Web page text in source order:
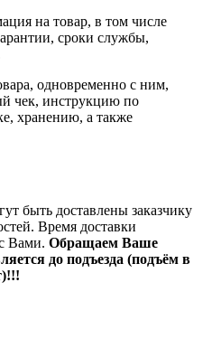
на товар, в том числе
сроки службы,
одновременно с ним,
чек, инструкцию по
хранению, а также
быть доставлены заказчику
Время доставки
Вами. Обращаем Ваше
до подъезда (подъём в